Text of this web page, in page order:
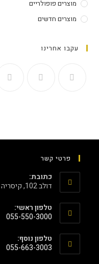
מוצרים פופולריים
מוצרים חדשים
עקבו אחרינו
פרטי קשר
כתובת:
דולב 102, קיסריה
טלפון ראשי:
055-550-3000
טלפון נוסף:
055-663-3003